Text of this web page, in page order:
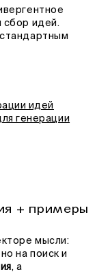
сбор идей.
идей
генерации
+ примеры
мысли:
на поиск и
, а